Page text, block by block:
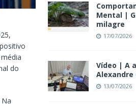
do
Mental |
milagre
17/07/2026
Vídeo | A
Alexandre
13/07/2026